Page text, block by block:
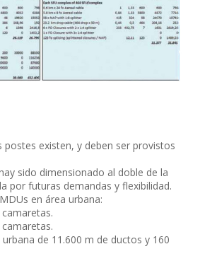
postes existen, y deben ser provistos
sido dimensionado al doble de la
por futuras demandas y flexibilidad.
en área urbana:
de 11.600 m de ductos y 160